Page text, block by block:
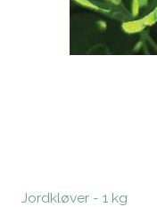
Jordkløver - 1 kg